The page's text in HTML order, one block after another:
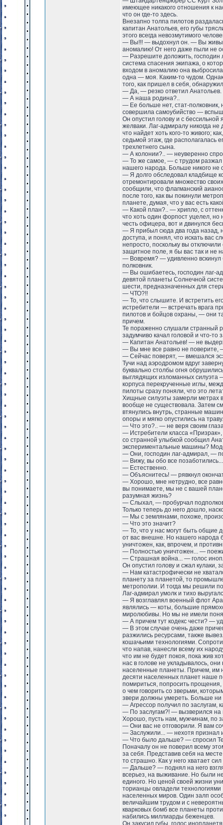
имеющее никакого отношения к
что он где-то здесь.
Внезапно толпа пилотов
капитан Анатольев, его губы
этого всегда невозмутимого
— Вы!!! — выдохнул он. — Вы
аномалию! От него даже пыли не
— Разрешите доложить, господин
система спасения экипажа, о
входом в аномалию она
одна — моя. Каким-то чудом.
того, как пришел в себя,
— Да, — резко ответил
— А наша родина?..
— Ее больше нет, стат-полковник,
совершила самоубийство —
Он опустил голову и с
желваки. Лаг-адмиралу никогда
что найдет хоть кого-то живого;
седьмой этаж, где располагалась
трехлетнего сына.
— А колонии?.. — неуверенно
— То же самое, — с трудом разжал
нашего народа. Больше никого не
— Я долго обследовал кладбище
отремонтировали множество
сообщили, что флагманский
после того, как вы покинули
планете, думая, что у вас есть
— Какой план?.. — хрипло, с
что хоть один форпост уцелел,
честь офицера, вот и двинулся
— Я прибыл сюда два года назад,
доступа, и понял, что искать вас
непросто, поскольку вы
защитное поле, я бы вас так и не
— Вовремя? — удивленно вскинул
полковник.
— Вы ошибаетесь, господин лаг-
девятой планеты Солнечной
шести, предназначенных для
— ЧТО?!!
— То, что слышите. И встретить
истребители — встречать врага
пилотов и бойцов охраны, — они
причем.
Те пораженно слушали странный
задумчиво качал головой и что-
— Капитан Анатольев! — не
— Вы мне все равно не поверите,
— Сейчас поверят, — вмешался
Тучи над аэродромом вдруг
буквально столбы огня
выглядящих изломанных силуэта
корпуса перекрученные иглы,
пилоты сразу поняли, что это
Хищные силуэты замерли метрах
вообще не существовала. Затем
втянулись внутрь, странные
опоры и мягко опустились на траву.
— Что это?.. — не веря своим
— Истребители класса
со странной улыбкой сообщил
экспериментальные машины?
— Они, господин лаг-адмирал, —
— Вижу, вы обо все
— Естественно.
— Объяснитесь! — рявкнул
— Хорошо, мне нетрудно, все
вы понимаете, мы не с вашей
разумная жизнь?
— Слыхал, — пробурчал
Только теперь до него дошло,
— Мы с землянами, похоже,
— Что это значит?
— То, что у нас могут быть общие
от вас внешне. Но нашего народа
уничтожен, как, впрочем, и
— Полностью уничтожен... —
— Страшная война... — голос
Он опустил голову и сжал кулаки,
— Нам катастрофически не
планету за планетой, то
метрополии. И тогда мы решили
Лаг-адмирал умолк и тихо
— Я возглавлял военный флот
являлись — коты, большие
миролюбивы. Но мы не имели
— А причем тут кодекс чести? —
— В этом случае очень даже
разжились ресурсами, также
кошачьими технологиями.
что напав, нанесли всему их
что им не будет покоя, пока жив
нас в голове не укладывалось,
населенные планеты. Причем, им
десяти населенных планет наше
помириться, попросить
о чем говорить со зверьми,
звери должны умереть. Больше ни
— Агрессор получил по заслугам,
— По заслугам?! — вызверился на
Хорошо, пусть нам, мужчинам, по
— Они вас не отговорили. Я вам
— Заслужили... — нехотя признал
— Что было дальше? — спросил
Поначалу он не поверил всему
за себя. Представив себя на
то страшно. Как у него хватает
— Дальше? — поднял на него
всерьез, на выживание. Но были
единого. Но ценой своей жизни
торианцы овладели
населенных миров. Один залп
величайшим трудом и с
кварковых бомб все планеты
набились миллиарды беженцев.
Он закусил губы, голос